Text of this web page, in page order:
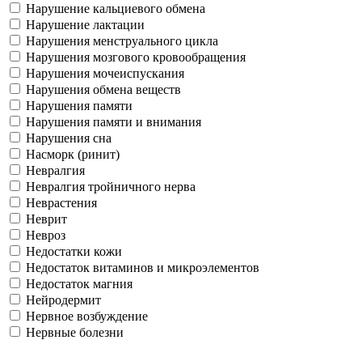
Нарушение кальциевого обмена
Нарушение лактации
Нарушения менструального цикла
Нарушения мозгового кровообращения
Нарушения мочеиспускания
Нарушения обмена веществ
Нарушения памяти
Нарушения памяти и внимания
Нарушения сна
Насморк (ринит)
Невралгия
Невралгия тройничного нерва
Неврастения
Неврит
Невроз
Недостатки кожи
Недостаток витаминов и микроэлементов
Недостаток магния
Нейродермит
Нервное возбуждение
Нервные болезни